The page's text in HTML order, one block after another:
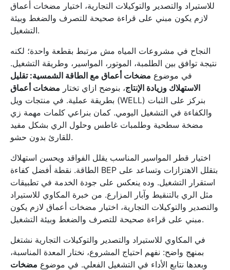
للاستيراد والتصدير والتوكيلات التجارية، اختيار مضخات أعماق
لازم يكون مبني على قراءة صحيحة للتصرف والضغط وبيئة
التشغيل.
النجاح في مشروعات المياه مش مرتبط بقطعة واحدة؛ لكنه
نتيجة توافق بين الطلمبة، الموتور، المواسير، وطريقة التشغيل.
في موضوع مضخات أعماق مع الطاقة الشمسية: تقليل
الاستهلاك وزيادة الإنتاج، بنوضح ازاي تختار مضخات أعماق
بطريقة عملية. في منتجات ويل (WELL) بنركز على الثبات
والكفاءة في التشغيل اليومي. كمان بنراعي كلمات مهمة زي
مضخة سطحية وطلمبات غاطس وحلول الري بشكل مفيد
للقارئ بدون حشو.
اختيار قطر المواسير المناسب يقلل الفواقد ويحسن استهلاك
الطاقة. نقطة أفضل كفاءة BEP بتقلل الاهتزازات وتساعد على
استقرار التشغيل. وده ينعكس على جودة الخدمة في تطبيقات
مثل الري بالتنقيط وآبار المزارع. من خبرة المكاوي للاستيراد
والتصدير والتوكيلات التجارية، اختيار مضخات أعماق لازم يكون
مبني على قراءة صحيحة للتصرف والضغط وبيئة التشغيل.
في المكاوي للاستيراد والتصدير والتوكيلات التجارية نشتغل
بمنهج واضح: نفهم احتياج المشروع، نختار المعدة المناسبة،
وبعدها نتابع الأداء في التشغيل الفعلي. في موضوع مضخات